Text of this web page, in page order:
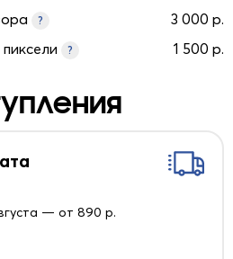
?
3 000 р.
? 1 500 р.
— от 890 р.